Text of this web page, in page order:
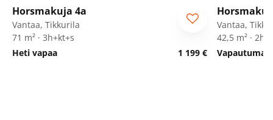
Horsmakuja 4a
Vantaa, Tikkurila
71 m² · 3h+kt+s
Heti vapaa
1 199 €
Vantaa,
42,5 m² ·